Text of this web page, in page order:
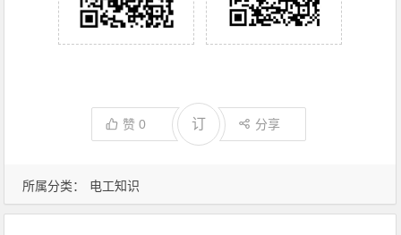
所属分类： 电工知识
赞0 订 分享